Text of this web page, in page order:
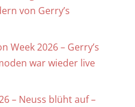
von Gerry’s
Week 2026 – Gerry’s
war wieder live
– Neuss blüht auf –